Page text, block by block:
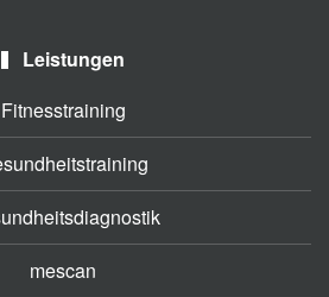
Leistungen
Fitnesstraining
mescan